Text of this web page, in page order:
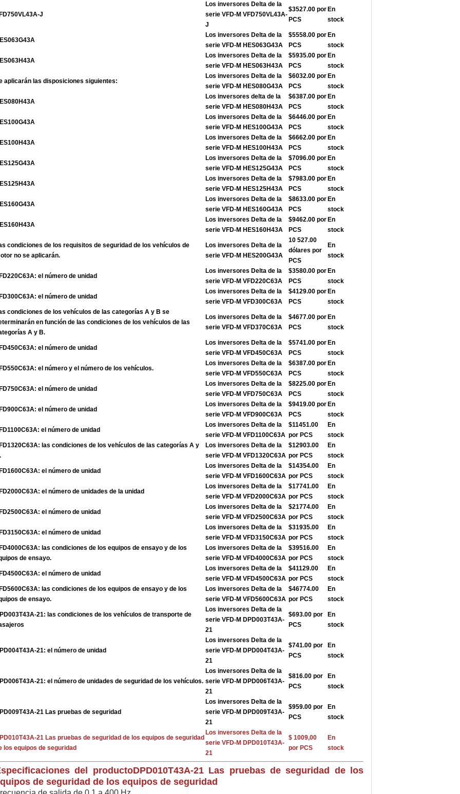
J
Los inversores Delta de la
serie VFD-M VFD750VL43A-
J
$3527.00 por
PCS
En
stock
Los inversores Delta de la
serie VFD-M HES063G43A
$5558.00 por
PCS
En
stock
Los inversores Delta de la
serie VFD-M HES063H43A
$5935.00 por
PCS
En
stock
aplicarán las disposiciones siguientes:
Los inversores Delta de la
serie VFD-M HES080G43A
$6032.00 por
PCS
En
stock
Los inversores delta de la
serie VFD-M HES080H43A
$6387.00 por
PCS
En
stock
Los inversores Delta de la
serie VFD-M HES100G43A
$6446.00 por
PCS
En
stock
Los inversores Delta de la
serie VFD-M HES100H43A
$6662.00 por
PCS
En
stock
Los inversores Delta de la
serie VFD-M HES125G43A
$7096.00 por
PCS
En
stock
Los inversores Delta de la
serie VFD-M HES125H43A
$7983.00 por
PCS
En
stock
Los inversores Delta de la
serie VFD-M HES160G43A
$8633.00 por
PCS
En
stock
Los inversores Delta de la
serie VFD-M HES160H43A
$9462.00 por
PCS
En
stock
condiciones de los requisitos de seguridad de los vehículos de
no se aplicarán.
Los inversores Delta de la
serie VFD-M HES200G43A
10 527.00
dólares por
PCS
En
stock
el número de unidad
Los inversores Delta de la
serie VFD-M VFD220C63A
$3580.00 por
PCS
En
stock
el número de unidad
Los inversores Delta de la
serie VFD-M VFD300C63A
$4129.00 por
PCS
En
stock
condiciones de los vehículos de las categorías A y B se
en función de las condiciones de los vehículos de las
A y B.
Los inversores Delta de la
serie VFD-M VFD370C63A
$4677.00 por
PCS
En
stock
el número de unidad
Los inversores Delta de la
serie VFD-M VFD450C63A
$5741.00 por
PCS
En
stock
el número y el número de los vehículos.
Los inversores Delta de la
serie VFD-M VFD550C63A
$6387.00 por
PCS
En
stock
el número de unidad
Los inversores Delta de la
serie VFD-M VFD750C63A
$8225.00 por
PCS
En
stock
el número de unidad
Los inversores Delta de la
serie VFD-M VFD900C63A
$9419.00 por
PCS
En
stock
el número de unidad
Los inversores Delta de la
serie VFD-M VFD1100C63A
$11451.00
por PCS
En
stock
las condiciones de los vehículos de las categorías A y
Los inversores Delta de la
serie VFD-M VFD1320C63A
$12903.00
por PCS
En
stock
el número de unidad
Los inversores Delta de la
serie VFD-M VFD1600C63A
$14354.00
por PCS
En
stock
el número de unidades de la unidad
Los inversores Delta de la
serie VFD-M VFD2000C63A
$17741.00
por PCS
En
stock
el número de unidad
Los inversores Delta de la
serie VFD-M VFD2500C63A
$21774.00
por PCS
En
stock
el número de unidad
Los inversores Delta de la
serie VFD-M VFD3150C63A
$31935.00
por PCS
En
stock
las condiciones de los equipos de ensayo y de los
de ensayo.
Los inversores Delta de la
serie VFD-M VFD4000C63A
$39516.00
por PCS
En
stock
el número de unidad
Los inversores Delta de la
serie VFD-M VFD4500C63A
$41129.00
por PCS
En
stock
las condiciones de los equipos de ensayo y de los
de ensayo.
Los inversores Delta de la
serie VFD-M VFD5600C63A
$46774.00
por PCS
En
stock
21: las condiciones de los vehículos de transporte de
Los inversores Delta de la
serie VFD-M DPD003T43A-
21
$693.00 por
PCS
En
stock
21: el número de unidad
Los inversores Delta de la
serie VFD-M DPD004T43A-
21
$741.00 por
PCS
En
stock
21: el número de unidades de seguridad de los vehículos.
Los inversores Delta de la
serie VFD-M DPD006T43A-
21
$816.00 por
PCS
En
stock
21 Las pruebas de seguridad
Los inversores Delta de la
serie VFD-M DPD009T43A-
21
$959.00 por
PCS
En
stock
21 Las pruebas de seguridad de los equipos de seguridad
los equipos de seguridad
Los inversores Delta de la
serie VFD-M DPD010T43A-
21
$ 1009,00
por PCS
En
stock
del productoDPD010T43A-21 Las pruebas de seguridad de los
de seguridad de los equipos de seguridad